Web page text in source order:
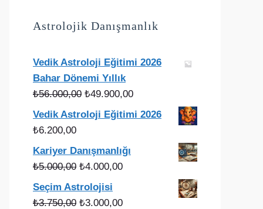
Astrolojik Danışmanlık
Vedik Astroloji Eğitimi 2026
Bahar Dönemi Yıllık
₺56.000,00 Orijinal
fiyat:
₺49.900,00Şu
andaki
₺49.900,00.
Vedik Astroloji Eğitimi 2026
₺6.200,00
Kariyer Danışmanlığı
₺5.000,00 Orijinal
fiyat:
₺5.000,00.
₺4.000,00Şu
fiyat:
Seçim Astrolojisi
₺3.750,00 Orijinal
₺3.000,00Şu